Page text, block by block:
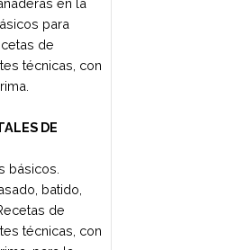
y parámetros
El agua.
Composición y
Azúcares.
Proteínas.
carne. Proteínas
de la harina.
leche, ricota,
Productos